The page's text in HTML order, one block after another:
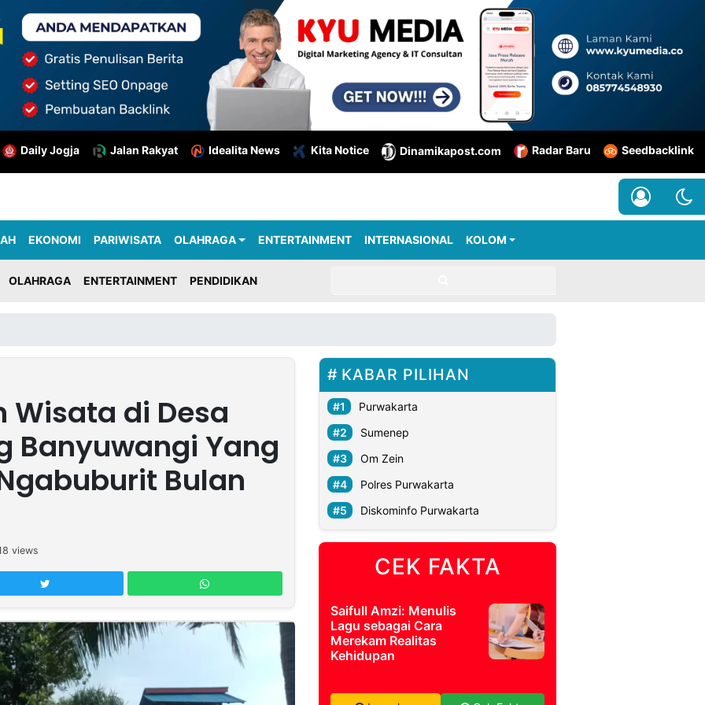
Daily Jogja Jalan Rakyat Idealita News Kita Notice Dinamikapost.com Radar Baru Seedbacklink
EKONOMI PARIWISATA OLAHRAGA ENTERTAINMENT INTERNASIONAL KOLOM
OLAHRAGA ENTERTAINMENT PENDIDIKAN
Wisata di Desa
Banyuwangi Yang
Bulan
views
KABAR PILIHAN
Purwakarta
Sumenep
Om Zein
Polres Purwakarta
Diskominfo Purwakarta
CEK FAKTA
Saifull Amzi: Menulis
Lagu sebagai Cara
Merekam Realitas
Kehidupan